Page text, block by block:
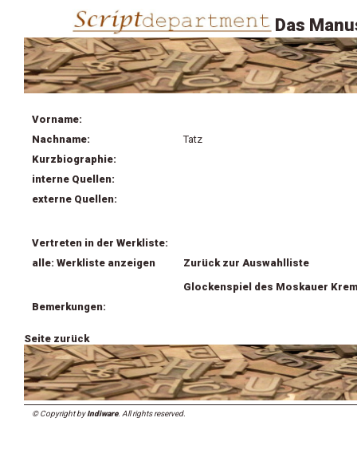
Das
Vorname:
Nachname:
Tatz
Kurzbiographie:
interne Quellen:
externe Quellen:
Vertreten in der Werkliste:
alle: Werkliste anzeigen
Zurück zur Auswahlliste
Glockenspiel des Moskauer
Bemerkungen:
Seite zurück
© Copyright byIndiware. All rights reserved.